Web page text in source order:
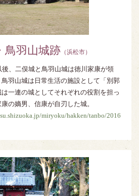
鳥羽山城跡 （浜松市）
、二俣城と鳥羽山城は徳川家康が領
羽山城は日常生活の施設として「別郭
一連の城としてそれぞれの役割を担っ
の嫡男、信康が自刃した城。
miryoku/hakken/tanbo/2016